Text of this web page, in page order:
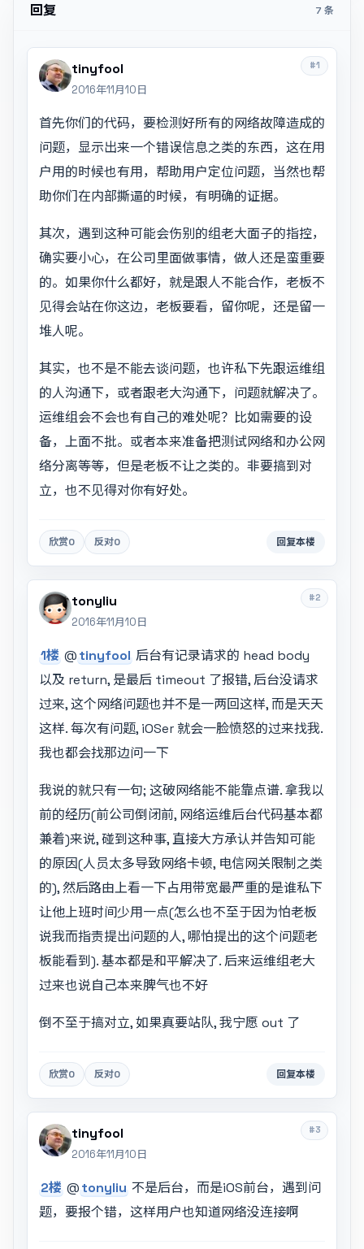
回复 7 条
#1
tinyfool
2016年11月10日
首先你们的代码，要检测好所有的网络故障造成的
问题，显示出来一个错误信息之类的东西，这在用
户用的时候也有用，帮助用户定位问题，当然也帮
助你们在内部撕逼的时候，有明确的证据。
其次，遇到这种可能会伤别的组老大面子的指控，
确实要小心，在公司里面做事情，做人还是蛮重要
的。如果你什么都好，就是跟人不能合作，老板不
见得会站在你这边，老板要看，留你呢，还是留一
堆人呢。
其实，也不是不能去谈问题，也许私下先跟运维组
的人沟通下，或者跟老大沟通下，问题就解决了。
运维组会不会也有自己的难处呢？比如需要的设
备，上面不批。或者本来准备把测试网络和办公网
络分离等等，但是老板不让之类的。非要搞到对
立，也不见得对你有好处。
欣赏0 反对0 回复本楼
#2
tonyliu
2016年11月10日
1楼 @tinyfool 后台有记录请求的 head body
以及 return, 是最后 timeout 了报错, 后台没请求
过来, 这个网络问题也并不是一两回这样, 而是天天
这样. 每次有问题, iOSer 就会一脸愤怒的过来找我.
我也都会找那边问一下
我说的就只有一句; 这破网络能不能靠点谱. 拿我以
前的经历(前公司倒闭前, 网络运维后台代码基本都
兼着)来说, 碰到这种事, 直接大方承认并告知可能
的原因(人员太多导致网络卡顿, 电信网关限制之类
的), 然后路由上看一下占用带宽最严重的是谁私下
让他上班时间少用一点(怎么也不至于因为怕老板
说我而指责提出问题的人, 哪怕提出的这个问题老
板能看到). 基本都是和平解决了. 后来运维组老大
过来也说自己本来脾气也不好
倒不至于搞对立, 如果真要站队, 我宁愿 out 了
欣赏0 反对0 回复本楼
#3
tinyfool
2016年11月10日
2楼 @tonyliu 不是后台，而是iOS前台，遇到问
题，要报个错，这样用户也知道网络没连接啊